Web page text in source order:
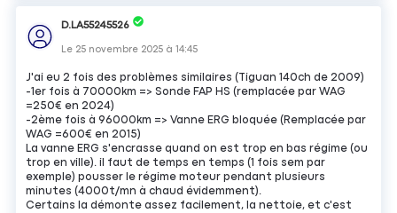
D.LA55245526
Le 25 novembre 2025 à14:45
J'ai eu 2 fois des problèmes similaires (Tiguan 140ch de 2009)
-1er fois à 70000km => Sonde FAP HS (remplacée par WAG
=250€ en 2024)
-2ème fois à 96000km => Vanne ERG bloquée (Remplacée par
WAG =600€ en 2015)
La vanne ERG s'encrasse quand on est trop en bas régime (ou
trop en ville). il faut de temps en temps (1 fois sem par
exemple) pousser le régime moteur pendant plusieurs
minutes (4000t/mn à chaud évidemment).
Certains la démonte assez facilement, la nettoie, et c'est